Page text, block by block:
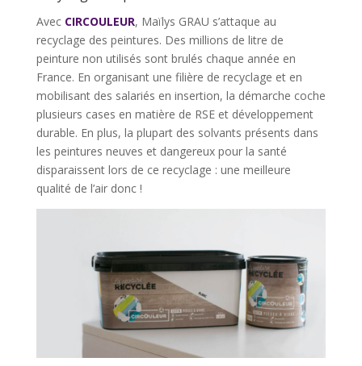
Avec CIRCOULEUR, Maïlys GRAU s’attaque au
recyclage des peintures. Des millions de litre de
peinture non utilisés sont brulés chaque année en
France. En organisant une filière de recyclage et en
mobilisant des salariés en insertion, la démarche coche
plusieurs cases en matière de RSE et développement
durable. En plus, la plupart des solvants présents dans
les peintures neuves et dangereux pour la santé
disparaissent lors de ce recyclage : une meilleure
qualité de l’air donc !